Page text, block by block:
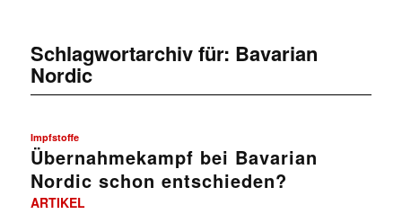
Schlagwortarchiv für: Bavarian
Nordic
Impfstoffe
Übernahmekampf bei Bavarian
Nordic schon entschieden?
ARTIKEL